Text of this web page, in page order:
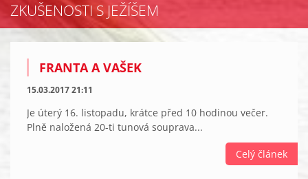
ZKUŠENOSTI S JEŽÍŠEM
FRANTA A VAŠEK
15.03.2017 21:11
Je úterý 16. listopadu, krátce před 10 hodinou večer.
Plně naložená 20-ti tunová souprava...
Celý článek